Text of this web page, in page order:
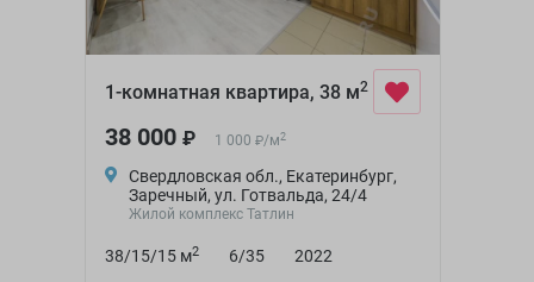
1-комнатная квартира, 38 м2
38 000 ₽ 1 000 ₽/м2
Свердловская обл., Екатеринбург,
Заречный, ул. Готвальда, 24/4
Жилой комплекс Татлин
38/15/15 м2 6/35
2022